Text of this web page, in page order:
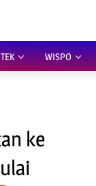
WISPO
ke